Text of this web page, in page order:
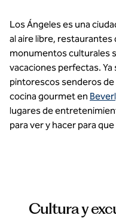
Los Ángeles es una
al aire libre, restaurantes
monumentos culturales
vacaciones perfectas.
pintorescos senderos
cocina gourmet en
lugares de
para ver y hacer para
Cultura y